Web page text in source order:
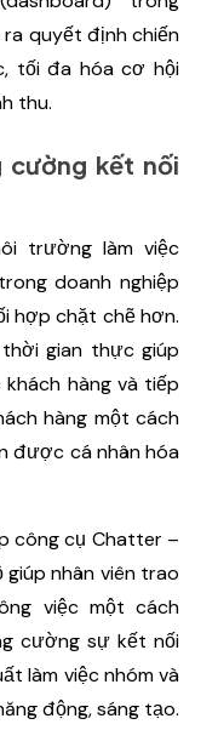
ra quyết định chiến
tối đa hóa cơ hội
thu.
cường kết nối
trường làm việc
doanh nghiệp
hợp chặt chẽ hơn.
gian thực giúp
khách hàng và tiếp
hàng một cách
được cá nhân hóa
công cụ Chatter –
giúp nhân viên trao
việc một cách
cường sự kết nối
làm việc nhóm và
động, sáng tạo.